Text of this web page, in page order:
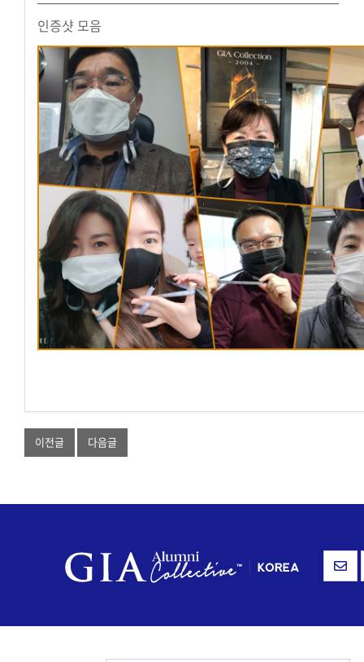
인증샷 모음
이전글 다음글